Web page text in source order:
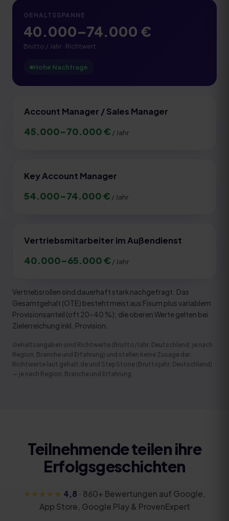
GEHALTSSPANNE
40.000–74.000 €
Brutto / Jahr · Richtwert
Hohe Nachfrage
Account Manager / Sales Manager
45.000–70.000€ / Jahr
Key Account Manager
54.000–74.000€ / Jahr
Vertriebsmitarbeiter im Außendienst
40.000–65.000€ / Jahr
Vertriebsrollen sind dauerhaft stark nachgefragt. Das
Gesamtgehalt (OTE) besteht meist aus Fixum plus variablem
Provisionsanteil (oft 20–40 %); die oberen Werte gelten bei
Zielerreichung inkl. Provision.
Gehaltsangaben sind Richtwerte (Brutto/Jahr, Deutschland; je nach
Region, Branche und Erfahrung) und stellen keine Zusage dar.
Richtwerte laut gehalt.de und StepStone (Bruttojahr, Deutschland)
— je nach Region, Branche und Erfahrung.
Teilnehmende teilen ihre
Erfolgsgeschichten
★★★★★ 4,8 · 860+ Bewertungen auf Google,
App Store, Google Play & ProvenExpert